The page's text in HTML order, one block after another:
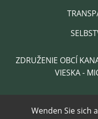
ZDRUŽENIE OBCÍ
VIESKA -
Wenden Sie sich